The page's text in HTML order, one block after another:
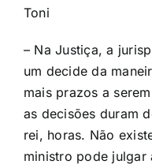
Toni
– Na Justiça, a
um decide da
mais prazos a
as decisões duram
rei, horas. Não
ministro pode julgar